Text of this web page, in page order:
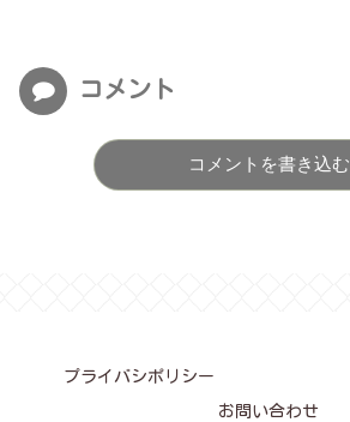
コメント
コメントを書き込む
プライバシポリシー
お問い合わせ